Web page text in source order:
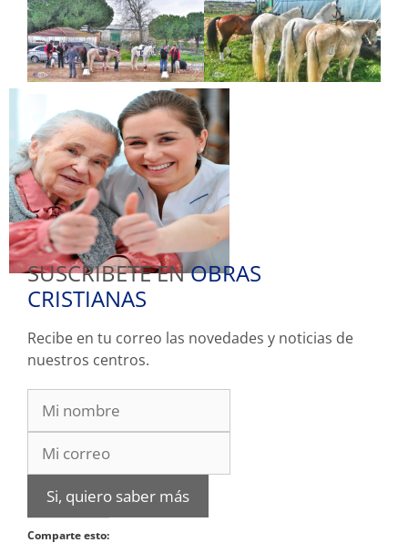
SUSCRIBETE ENOBRAS
CRISTIANAS
Recibe en tu correo las novedades y noticias de
nuestros centros.
Si, quiero saber más
Comparte esto: